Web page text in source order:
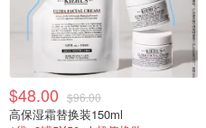
$48.00 $96.00
高保湿霜替换装150ml